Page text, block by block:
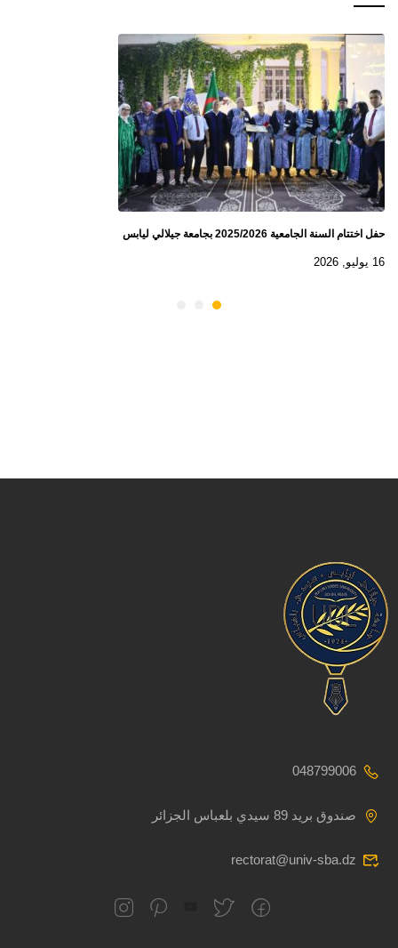
حفل اختتام السنة الجامعية 2025/2026 بجامعة جيلالي ليابس
16 يوليو, 2026
048799006
صندوق بريد 89 سيدي بلعباس الجزائر
rectorat@univ-sba.dz